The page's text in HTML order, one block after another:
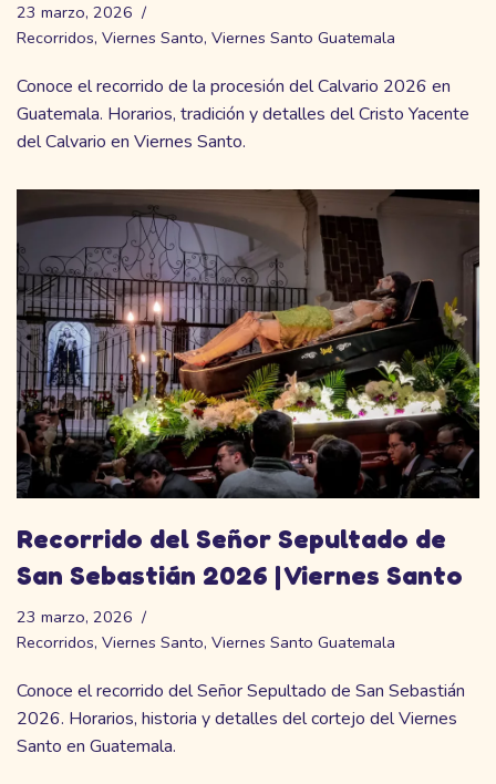
23 marzo, 2026
Recorridos, Viernes Santo, Viernes Santo Guatemala
Conoce el recorrido de la procesión del Calvario 2026 en
Guatemala. Horarios, tradición y detalles del Cristo Yacente
del Calvario en Viernes Santo.
Recorrido del Señor Sepultado de
San Sebastián 2026 | Viernes Santo
23 marzo, 2026
Recorridos, Viernes Santo, Viernes Santo Guatemala
Conoce el recorrido del Señor Sepultado de San Sebastián
2026. Horarios, historia y detalles del cortejo del Viernes
Santo en Guatemala.